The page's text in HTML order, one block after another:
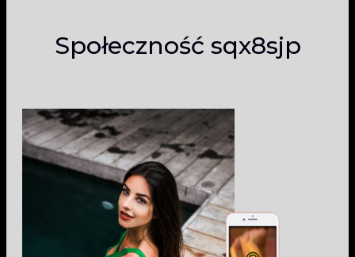
Społeczność sqx8sjp